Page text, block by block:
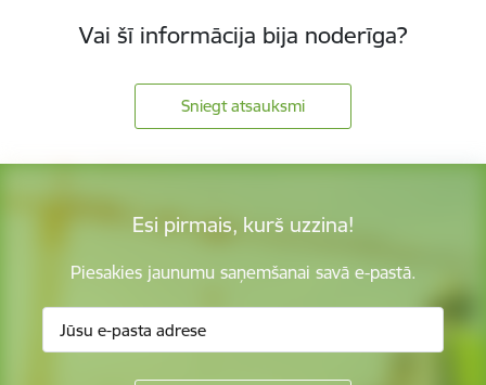
Vai šī informācija bija noderīga?
Sniegt atsauksmi
Esi pirmais, kurš uzzina!
Piesakies jaunumu saņemšanai savā e-pastā.